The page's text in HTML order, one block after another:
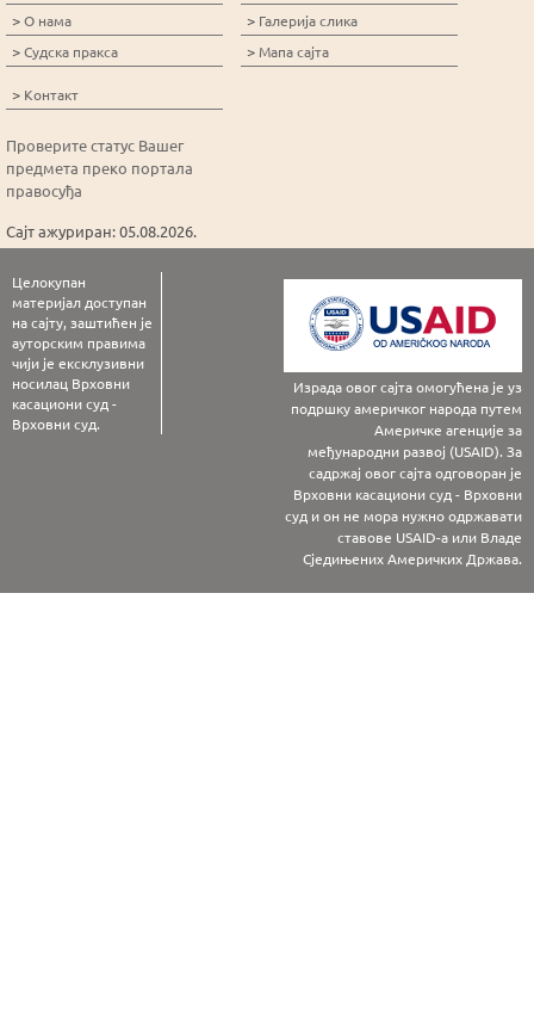
>О нама
>Судска пракса
> Галерија слика
> Мапа сајта
> Контакт
Проверите статус Вашег
предмета преко портала
правосуђа
Сајт ажуриран: 05.08.2026.
Целокупан
материјал доступан
на сајту, заштићен је
ауторским правима
чији је ексклузивни
носилац Врховни
касациони суд -
Врховни суд.
Израда овог сајта омогућена је уз
подршку америчког народа путем
Америчке агенције за
међународни развој (USAID). За
садржај овог сајта одговоран је
Врховни касациони суд - Врховни
суд и он не мора нужно одржавати
ставове USAID-а или Владе
Сједињених Америчких Држава.